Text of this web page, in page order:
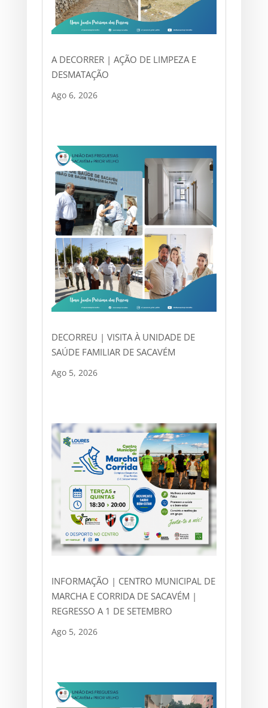
A DECORRER | AÇÃO DE LIMPEZA E
DESMATAÇÃO
Ago 6, 2026
DECORREU | VISITA À UNIDADE DE
SAÚDE FAMILIAR DE SACAVÉM
Ago 5, 2026
INFORMAÇÃO | CENTRO MUNICIPAL DE
MARCHA E CORRIDA DE SACAVÉM |
REGRESSO A 1 DE SETEMBRO
Ago 5, 2026